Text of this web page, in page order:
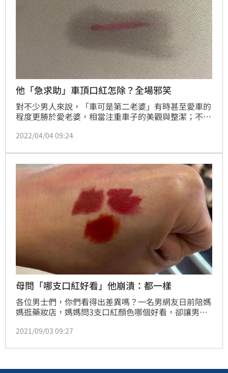
他「急求助」車頂口紅怎除？全場邪笑
對不少男人來說，「車可是第二老婆」有時甚至愛車的
程度更勝於愛老婆，相當注重車子的美觀與整潔；不過
除？」隨後還透露「在線等～非常急…沒去除回不了
太龐大」。
2022/04/04 09:24
母問「哪支口紅好看」他崩潰：都一樣
各位男士們，你們看得出差異嗎？一名男網友日前陪媽
媽逛藥妝店，媽媽問3支口紅顏色哪個好看，卻讓男網
回答出差異，並推薦哪支顏色的口紅比較適合。
2021/09/03 09:27